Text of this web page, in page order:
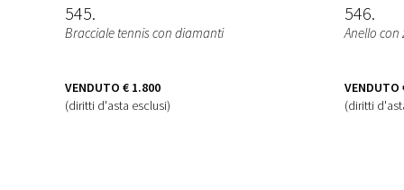
545
Bracciale tennis con diamanti
VENDUTO € 1.800
(diritti d'asta esclusi)
546
Anello
VENDUTO
(diritti